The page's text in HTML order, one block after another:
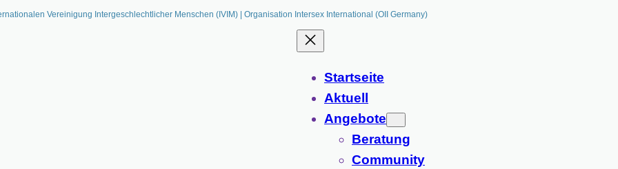
Vereinigung Intergeschlechtlicher Menschen (IVIM) | Organisation Intersex International (OII Germany)
Startseite
Aktuell
Angebote
Beratung
Community